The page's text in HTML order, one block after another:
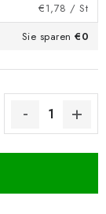
€1,78 / St
Sie sparen €0